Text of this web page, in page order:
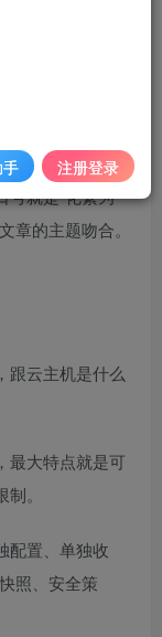
家轻松上手。
Lighthouse
而且我认识那
号就是“化繁为
章的主题吻合。
跟云主机是什么
最大特点就是可
。
配置、单独收
照、安全策
注册登录